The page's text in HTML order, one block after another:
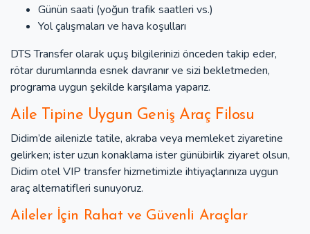
Günün saati (yoğun trafik saatleri vs.)
Yol çalışmaları ve hava koşulları
DTS Transfer olarak uçuş bilgilerinizi önceden takip eder,
rötar durumlarında esnek davranır ve sizi bekletmeden,
programa uygun şekilde karşılama yaparız.
Aile Tipine Uygun Geniş Araç Filosu
Didim’de ailenizle tatile, akraba veya memleket ziyaretine
gelirken; ister uzun konaklama ister günübirlik ziyaret olsun,
Didim otel VIP transfer hizmetimizle ihtiyaçlarınıza uygun
araç alternatifleri sunuyoruz.
Aileler İçin Rahat ve Güvenli Araçlar